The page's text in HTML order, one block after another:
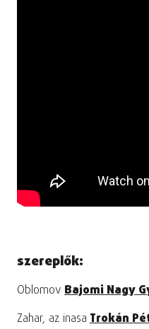
szereplők:
Oblomov Bajomi Nagy
Zahar, az inasa Trokán